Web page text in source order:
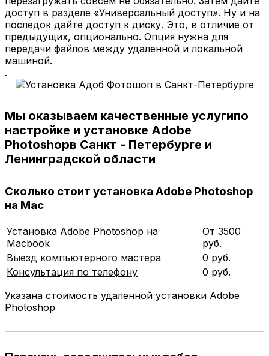
доступ в разделе «Универсальный доступ». Ну и на
последок дайте доступ к диску. Это, в отличие от
предыдущих, опционально. Опция нужна для
передачи файлов между удаленной и локальной
машиной.
.
Мы оказываем качественные услугипо
настройке и установке Adobe
Photoshopв Санкт - Петербурге и
Ленинградской области
Сколько стоит установка Adobe Photoshop
на Mac
Установка Adobe Photoshop на
Macbook
От 3500
руб.
Выезд компьютерного мастера
0 руб.
Консультация по телефону
0 руб.
Указана стоимость удаленной установки Adobe
Photoshop